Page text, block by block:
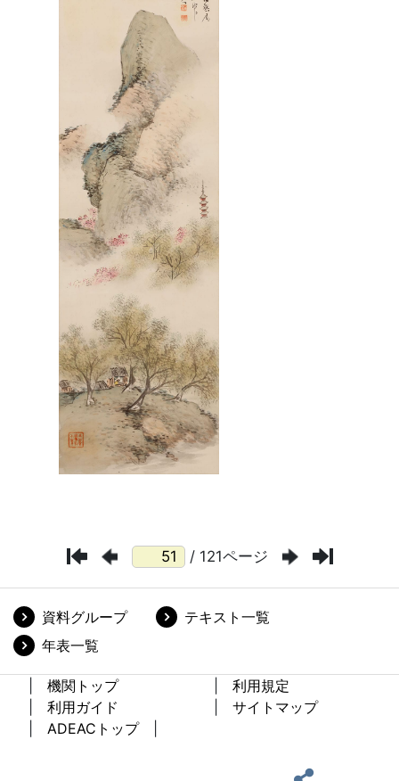
/ 121ページ
資料グループ
テキスト一覧
年表一覧
機関トップ
利用規定
利用ガイド
サイトマップ
ADEACトップ